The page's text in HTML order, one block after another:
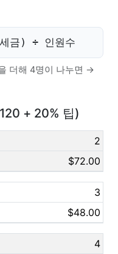
금) ÷ 인원수
더해 4명이 나누면 →
+ 20% 팁)
2
$72.00
3
$48.00
4